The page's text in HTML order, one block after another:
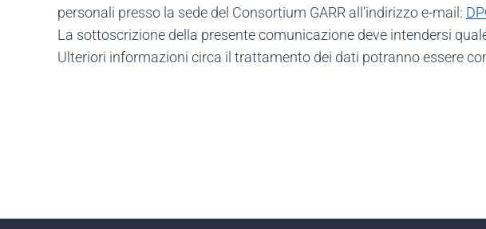
personali presso la sede del Consortium GARR all’indirizzo e-mail:
La sottoscrizione della presente comunicazione deve intendersi
Ulteriori informazioni circa il trattamento dei dati potranno essere